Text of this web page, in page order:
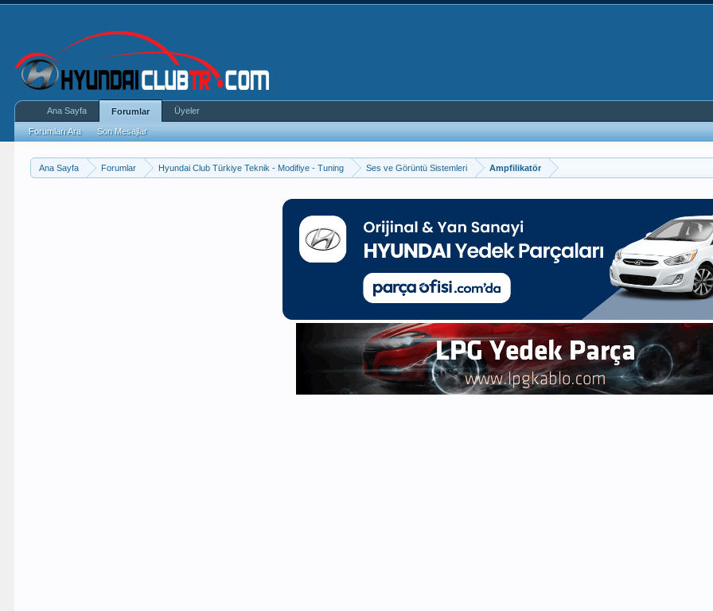
Ana Sayfa Forumlar Hyundai Club Türkiye Teknik - Modifiye - Tuning Ses ve Görüntü Sistemleri Ampfilikatör
Ana Sayfa Forumlar
Forumları Ara Son Mesajlar
Üyeler